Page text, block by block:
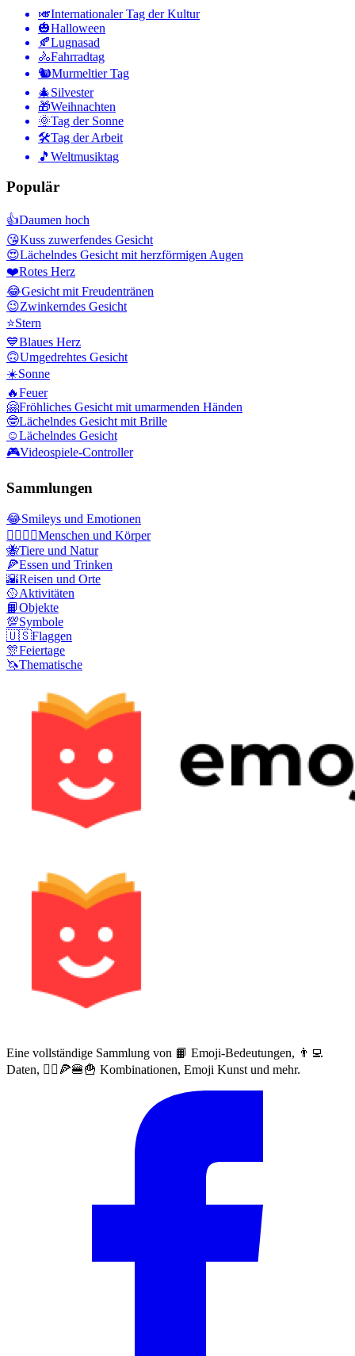
🎺Internationaler Tag der Kultur
🎃Halloween
🍂Lugnasad
🚴Fahrradtag
🐿Murmeltier Tag
🎄Silvester
🎁Weihnachten
🌞Tag der Sonne
🛠Tag der Arbeit
🎵 Weltmusiktag
Populär
👍Daumen hoch
😘Kuss zuwerfendes Gesicht
😍Lächelndes Gesicht mit herzförmigen Augen
❤️Rotes Herz
😂Gesicht mit Freudentränen
😉Zwinkerndes Gesicht
⭐Stern
💙Blaues Herz
🙃Umgedrehtes Gesicht
☀️Sonne
🔥Feuer
🤗Fröhliches Gesicht mit umarmenden Händen
🤓Lächelndes Gesicht mit Brille
☺️Lächelndes Gesicht
🎮Videospiele-Controller
Sammlungen
😂Smileys und Emotionen
👩‍❤️‍💋‍👨Menschen und Körper
🐝Tiere und Natur
🍕Essen und Trinken
🌇Reisen und Orte
🥎Aktivitäten
📙Objekte
💯Symbole
🇺🇸Flaggen
🎊Feiertage
🦄Thematische
Eine vollständige Sammlung von 📙 Emoji-Bedeutungen, 👨‍💻
Daten, 🙅‍♀️🍕🍔🍟 Kombinationen, Emoji Kunst und mehr.